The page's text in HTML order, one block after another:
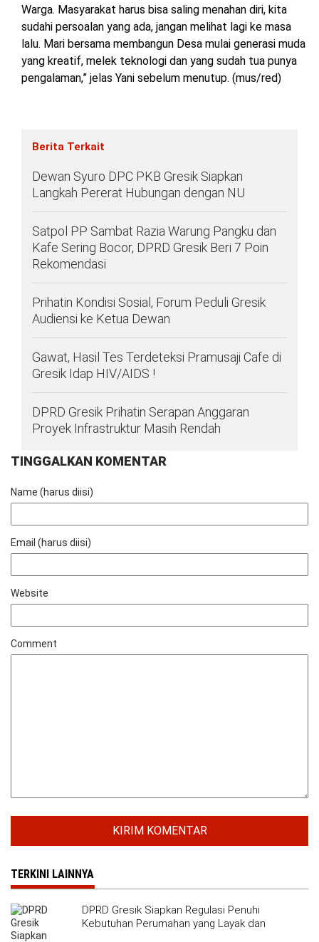
Warga. Masyarakat harus bisa saling menahan diri, kita
sudahi persoalan yang ada, jangan melihat lagi ke masa
lalu. Mari bersama membangun Desa mulai generasi muda
yang kreatif, melek teknologi dan yang sudah tua punya
pengalaman,” jelas Yani sebelum menutup. (mus/red)
Berita Terkait
Dewan Syuro DPC PKB Gresik Siapkan
Langkah Pererat Hubungan dengan NU
Satpol PP Sambat Razia Warung Pangku dan
Kafe Sering Bocor, DPRD Gresik Beri 7 Poin
Rekomendasi
Prihatin Kondisi Sosial, Forum Peduli Gresik
Audiensi ke Ketua Dewan
Gawat, Hasil Tes Terdeteksi Pramusaji Cafe di
Gresik Idap HIV/AIDS !
DPRD Gresik Prihatin Serapan Anggaran
Proyek Infrastruktur Masih Rendah
TINGGALKAN KOMENTAR
Name (harus diisi)
Email (harus diisi)
Website
Comment
TERKINI LAINNYA
DPRD Gresik Siapkan Regulasi Penuhi
Kebutuhan Perumahan yang Layak dan